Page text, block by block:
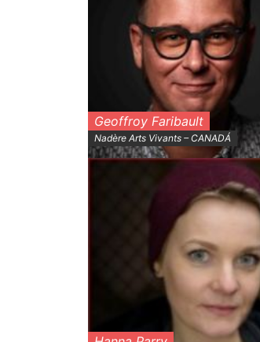
Geoffroy Faribault
Nadère Arts Vivants – CANADÁ